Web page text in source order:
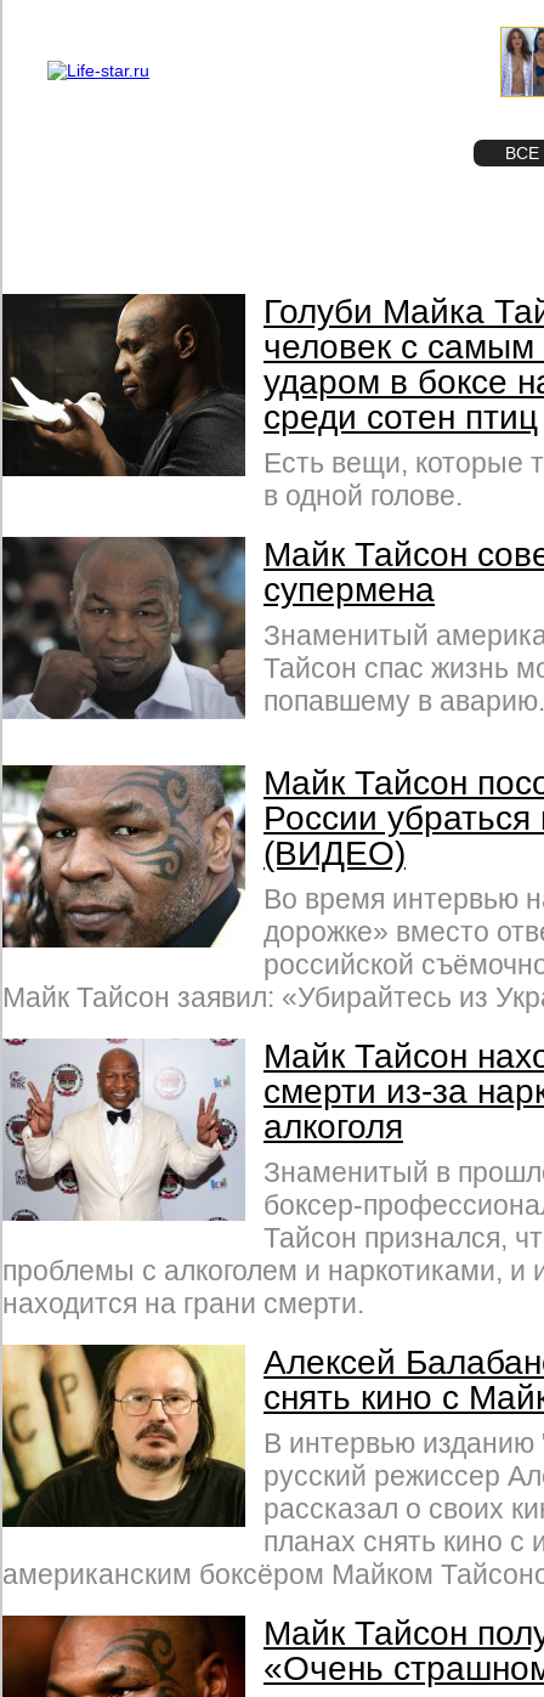
ВСЕ
Голуби Майка
человек с
ударом в боксе
среди сотен птиц
Есть вещи, которые
в одной голове.
Майк Тайсон
супермена
Знаменитый
Тайсон спас жизнь
попавшему в аварию.
Майк Тайсон
России
(ВИДЕО)
Во время интервью
дорожке» вместо
российской
Майк Тайсон заявил: «Убирайтесь из
Майк Тайсон
смерти из-за
алкоголя
Знаменитый в
боксер-
Тайсон признался,
проблемы с алкоголем и наркотиками, и
находится на грани смерти.
Алексей
снять кино с
В интервью
русский режиссер
рассказал о своих
планах снять кино с
американским боксёром Майком
Майк Тайсон
«Очень